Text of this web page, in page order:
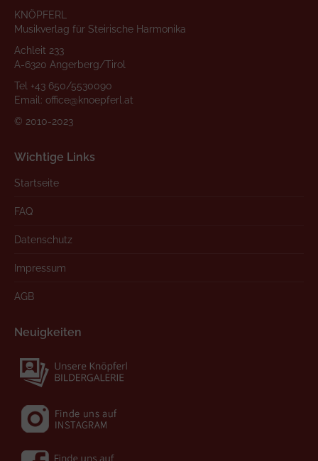
KNÖPFERL
Musikverlag für Steirische Harmonika
Achleit 233
A-6320 Angerberg/Tirol
Tel +43 650/5530090
Email: office@knoepferl.at
© 2010-2023
Wichtige Links
Startseite
FAQ
Datenschutz
Impressum
AGB
Neuigkeiten